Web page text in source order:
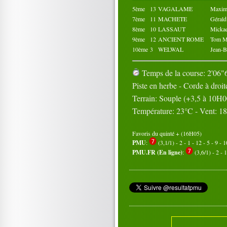
5ème 13 VAGALAME
7ème
11 MACHETE
8ème
10 LASSAUT
9ème
12 ANCIENT ROME
Tom
10ème 3 WELWAL Jean-
Temps de la course:
Piste en herbe - Corde à
Terrain: Souple (+3,5 à
Température: 23°C - Vent:
Favoris du quinté + (16H05)
PMU: (3,1/1) - 2 - 1 - 12 - 5 - 9 -
PMU.FR (En ligne): (3,6/1) - 2 -